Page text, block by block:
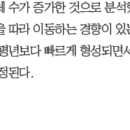
수가 증가한 것으로 분
따라 이동하는 경향이
년보다 빠르게 형성되면
된다.